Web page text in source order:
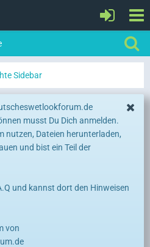
musst Du Dich anmelden.
nutzen, Dateien herunterladen,
und bist ein Teil der
und kannst dort den Hinweisen
von